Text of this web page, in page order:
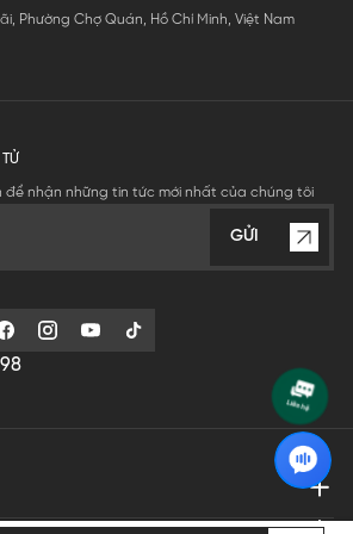
Phường Chợ Quán, Hồ Chí Minh, Việt Nam
để nhận những tin tức mới nhất của chúng tôi
GỬI